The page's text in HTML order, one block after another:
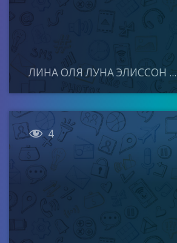
ЛИНА ОЛЯ ЛУНА ЭЛИССОН ...
 4